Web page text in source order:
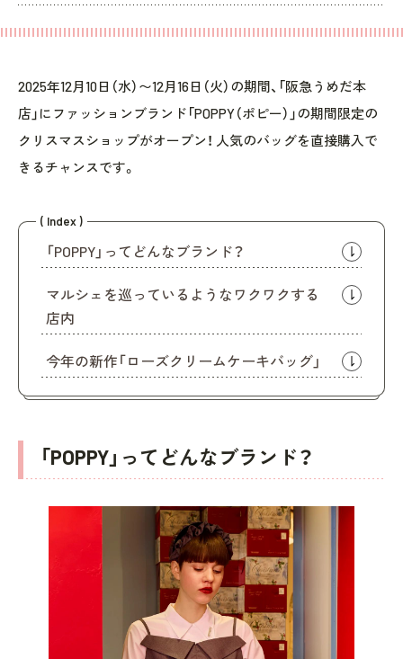
2025年12月10日（水）〜12月16日（火）の期間、「阪急うめだ本
店」にファッションブランド「POPPY（ポピー）」の期間限定の
クリスマスショップがオープン！ 人気のバッグを直接購入で
きるチャンスです。
( Index )
「POPPY」ってどんなブランド？
マルシェを巡っているようなワクワクする
店内
今年の新作「ローズクリームケーキバッグ」
「POPPY」ってどんなブランド？